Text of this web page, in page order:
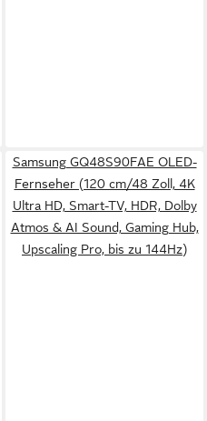
Samsung GQ48S90FAE OLED-
Fernseher (120 cm/48 Zoll, 4K
Ultra HD, Smart-TV, HDR, Dolby
Atmos & AI Sound, Gaming Hub,
Upscaling Pro, bis zu 144Hz)